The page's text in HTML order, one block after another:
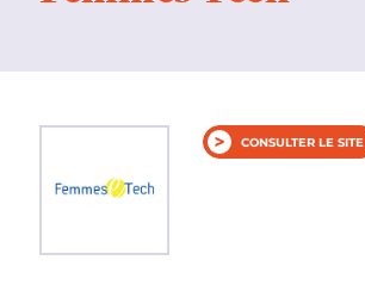
CONSULTER LE SITE